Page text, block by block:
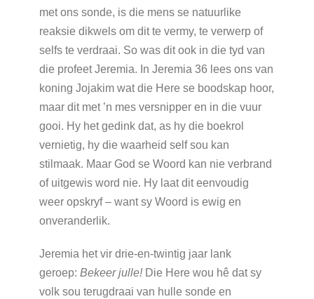
met ons sonde, is die mens se natuurlike
reaksie dikwels om dit te vermy, te verwerp of
selfs te verdraai. So was dit ook in die tyd van
die profeet Jeremia. In Jeremia 36 lees ons van
koning Jojakim wat die Here se boodskap hoor,
maar dit met ’n mes versnipper en in die vuur
gooi. Hy het gedink dat, as hy die boekrol
vernietig, hy die waarheid self sou kan
stilmaak. Maar God se Woord kan nie verbrand
of uitgewis word nie. Hy laat dit eenvoudig
weer opskryf – want sy Woord is ewig en
onveranderlik.
Jeremia het vir drie-en-twintig jaar lank
geroep: Bekeer julle!Die Here wou hê dat sy
volk sou terugdraai van hulle sonde en